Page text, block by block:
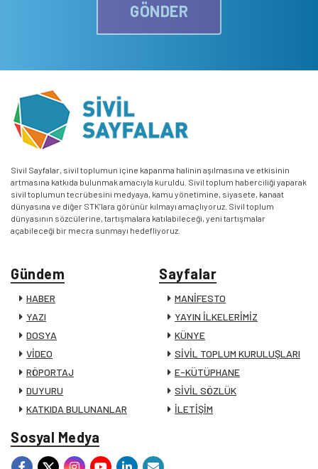
GÖNDER
Sivil Sayfalar, sivil toplumun içine kapanma halinin aşılmasına ve etkisinin
artmasına katkıda bulunmak amacıyla kuruldu. Sivil toplum haberciliği yaparak
sivil toplumun tecrübesini medyaya, kamu yönetimine, siyasete, kanaat
dünyasına ve diğer STK’lara görünür kılmayı amaçlıyoruz. Sivil toplum
dünyasının sözcülerine, tartışmalara katılabileceği, yeni tartışmalar
açabileceği bir mecra sunmayı hedefliyoruz.
Gündem
HABER
YAZI
DOSYA
VİDEO
RÖPORTAJ
DUYURU
KATKIDA BULUNANLAR
Sayfalar
MANİFESTO
YAYIN İLKELERİMİZ
KÜNYE
SİVİL TOPLUM KURULUŞLARI
E-KÜTÜPHANE
SİVİL SÖZLÜK
İLETİŞİM
Sosyal Medya